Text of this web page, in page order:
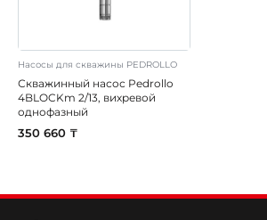
Насосы для скважины PEDROLLO
Скважинный насос Pedrollo
4BLOCKm 2/13, вихревой
однофазный
350 660 ₸